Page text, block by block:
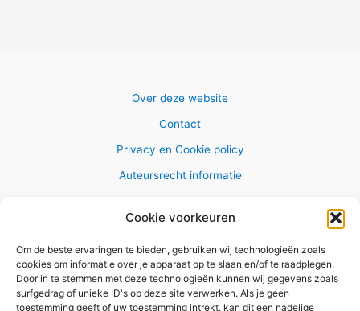
Cookie voorkeuren
Om de beste ervaringen te bieden, gebruiken wij technologieën zoals
cookies om informatie over je apparaat op te slaan en/of te raadplegen.
Door in te stemmen met deze technologieën kunnen wij gegevens zoals
surfgedrag of unieke ID's op deze site verwerken. Als je geen
toestemming geeft of uw toestemming intrekt, kan dit een nadelige
Over deze website
Contact
Privacy en Cookie policy
Auteursrecht informatie
Copyright © 2026 AlleWandelRoutes.nl